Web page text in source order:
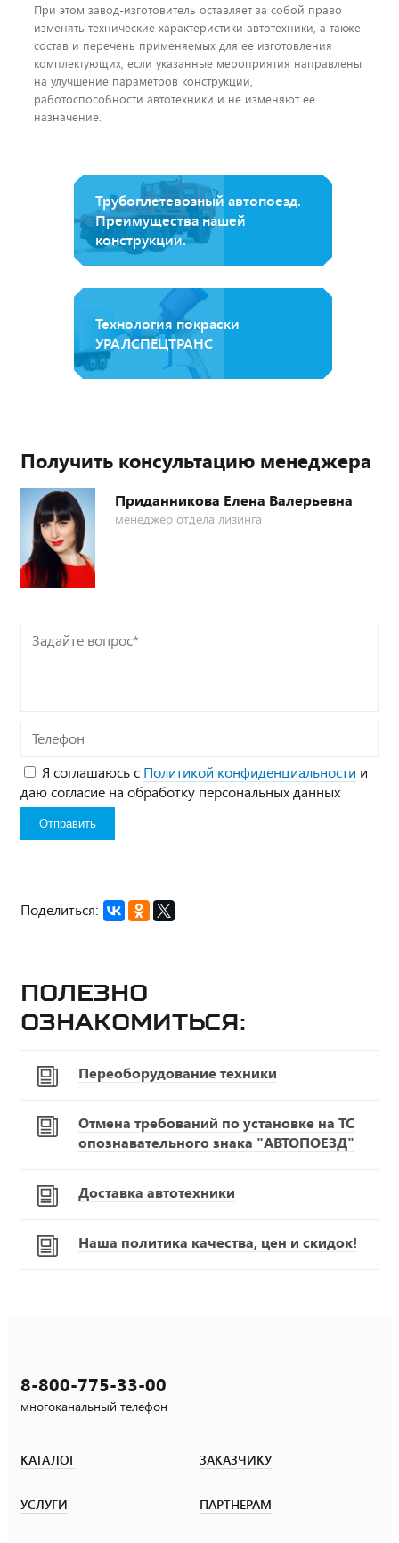
При этом завод-изготовитель оставляет за собой право
изменять технические характеристики автотехники, а также
состав и перечень применяемых для ее изготовления
комплектующих, если указанные мероприятия направлены
на улучшение параметров конструкции,
работоспособности автотехники и не изменяют ее
назначение.
Трубоплетевозный автопоезд.
Преимущества нашей
конструкции.
Технология покраски
УРАЛСПЕЦТРАНС
Получить консультацию менеджера
Приданникова Елена Валерьевна
менеджер отдела лизинга
Задайте
вопрос*
Телефон
Я соглашаюсь с Политикой конфиденциальности и
даю согласие на обработку персональных данных
Поделиться:
Полезно
ознакомиться:
Переоборудование техники
Отмена требований по установке на ТС
опознавательного знака "АВТОПОЕЗД"
Доставка автотехники
Наша политика качества, цен и скидок!
8-800-775-33-00
многоканальный телефон
КАТАЛОГ ЗАКАЗЧИКУ
УСЛУГИ ПАРТНЕРАМ